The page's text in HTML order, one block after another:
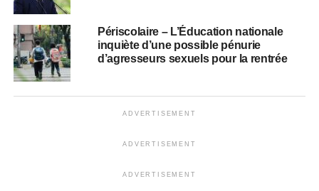
Périscolaire – L’Éducation nationale
inquiète d’une possible pénurie
d’agresseurs sexuels pour la rentrée
ADVERTISEMENT
ADVERTISEMENT
ADVERTISEMENT